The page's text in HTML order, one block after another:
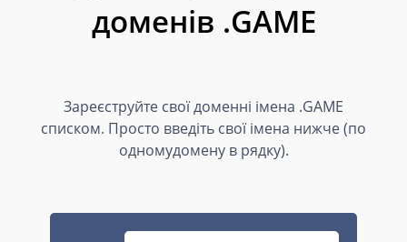
доменів .GAME
Зареєструйте свої доменні імена .GAME
списком. Просто введіть свої імена нижче (по
одномудомену в рядку).